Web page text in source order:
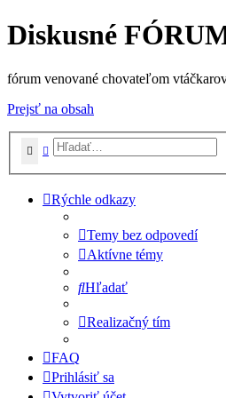
Diskusné
fórum venované chovateľom
Prejsť na obsah
HľadaťRozšírené vyhľadávanie
Rýchle odkazy
Temy bez odpovedí
Aktívne témy
Hľadať
Realizačný tím
FAQ
Prihlásiť sa